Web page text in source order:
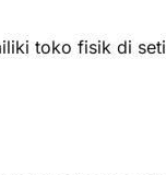
toko fisik di